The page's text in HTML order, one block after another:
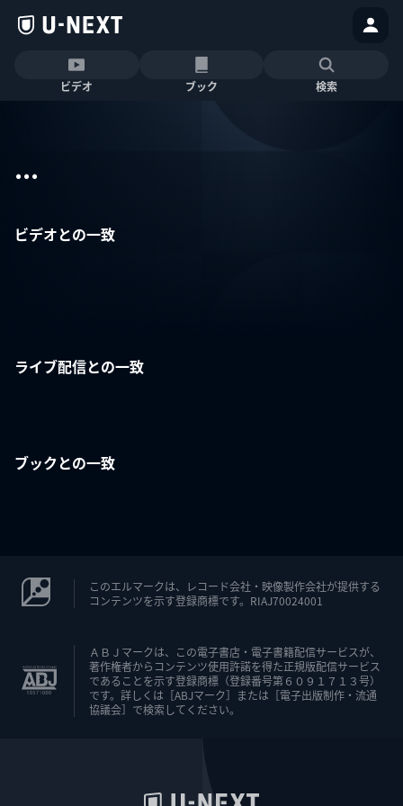
ビデオ ブック 検索
...
ビデオとの一致
ライブ配信との一致
ブックとの一致
このエルマークは、レコード会社・映像製作会社が提供する
コンテンツを示す登録商標です。RIAJ70024001
ＡＢＪマークは、この電子書店・電子書籍配信サービスが、
著作権者からコンテンツ使用許諾を得た正規版配信サービス
であることを示す登録商標（登録番号第６０９１７１３号）
です。詳しくは［ABJマーク］または［電子出版制作・流通
協議会］で検索してください。